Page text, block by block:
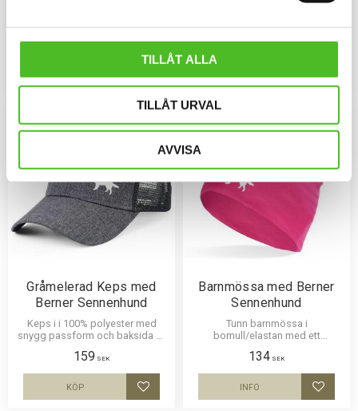
TILLÅT ALLA
TILLÅT URVAL
AVVISA
kardborrespänne och med ett
siluettmotiv av en Berner Sennen.
159SEK
Lägg till i favoriter
Motivstorlek ca 28x7 cm.
429SEK
Lägg
Gråmelerad Keps med
Berner Sennenhund
Keps i i 100% polyester med
snygg passform och baksida av
Berner Sennenhund. Luftig och
skön keps.
159 SEK
Lägg till i favoriter
KÖP
Barnmössa med Berner
Sennenhund
Tunn barnmössa i
bomull/elastan med ett
Mössan finns i flera färger.
134 SEK
Lägg
INFO